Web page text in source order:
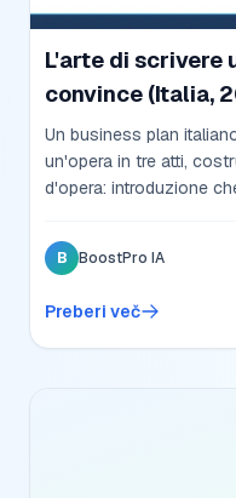
L'arte di scrivere
convince (Italia,
Un business plan
un'opera in tre atti,
d'opera: introduzione
le fonti che gli istituti
B BoostPro IA
Preberi več